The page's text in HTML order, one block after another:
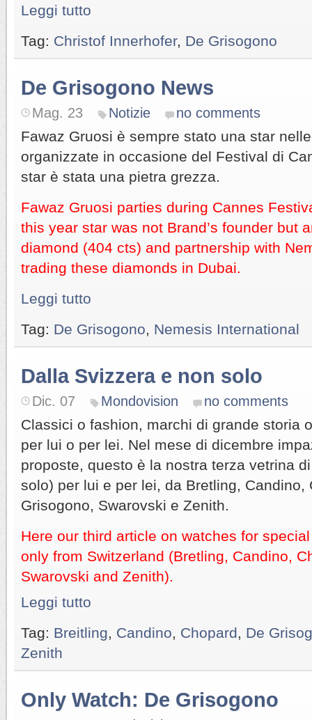
Leggi tutto
Tag: Christof Innerhofer, De Grisogono
De Grisogono News
Mag. 23 Notizie no comments
Fawaz Gruosi è sempre stato una star
organizzate in occasione del Festival di
star è stata una pietra grezza.
Fawaz Gruosi parties during Cannes
this year star was not Brand’s founder but
diamond (404 cts) and partnership with
trading these diamonds in Dubai.
Leggi tutto
Tag: De Grisogono Nemesis International
Dalla Svizzera e non solo
Dic. 07 Mondovision no comments
Classici o fashion, marchi di grande storia
per lui o per lei. Nel mese di dicembre
proposte, questo è la nostra terza vetrina
solo) per lui e per lei, da Bretling, Candino,
Grisogono, Swarovski e Zenith.
Here our third article on watches for
only from Switzerland (Bretling, Candino,
Swarovski and Zenith).
Leggi tutto
Tag: Breitling Candino Chopard
De
Zenith
Only Watch: De Grisogono